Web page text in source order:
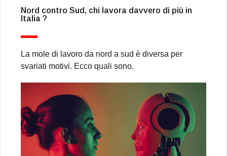
Nord contro Sud, chi lavora davvero di più in
Italia ?
La mole di lavoro da nord a sud è diversa per
svariati motivi. Ecco quali sono.